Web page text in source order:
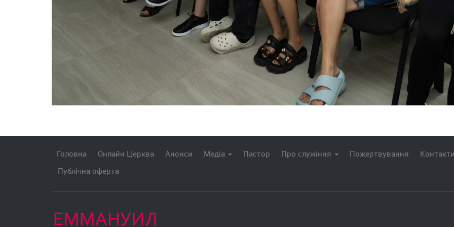
Головна Онлайн Церква Анонси Медіа Пастор Про служіння Пожертвування
Публічна оферта